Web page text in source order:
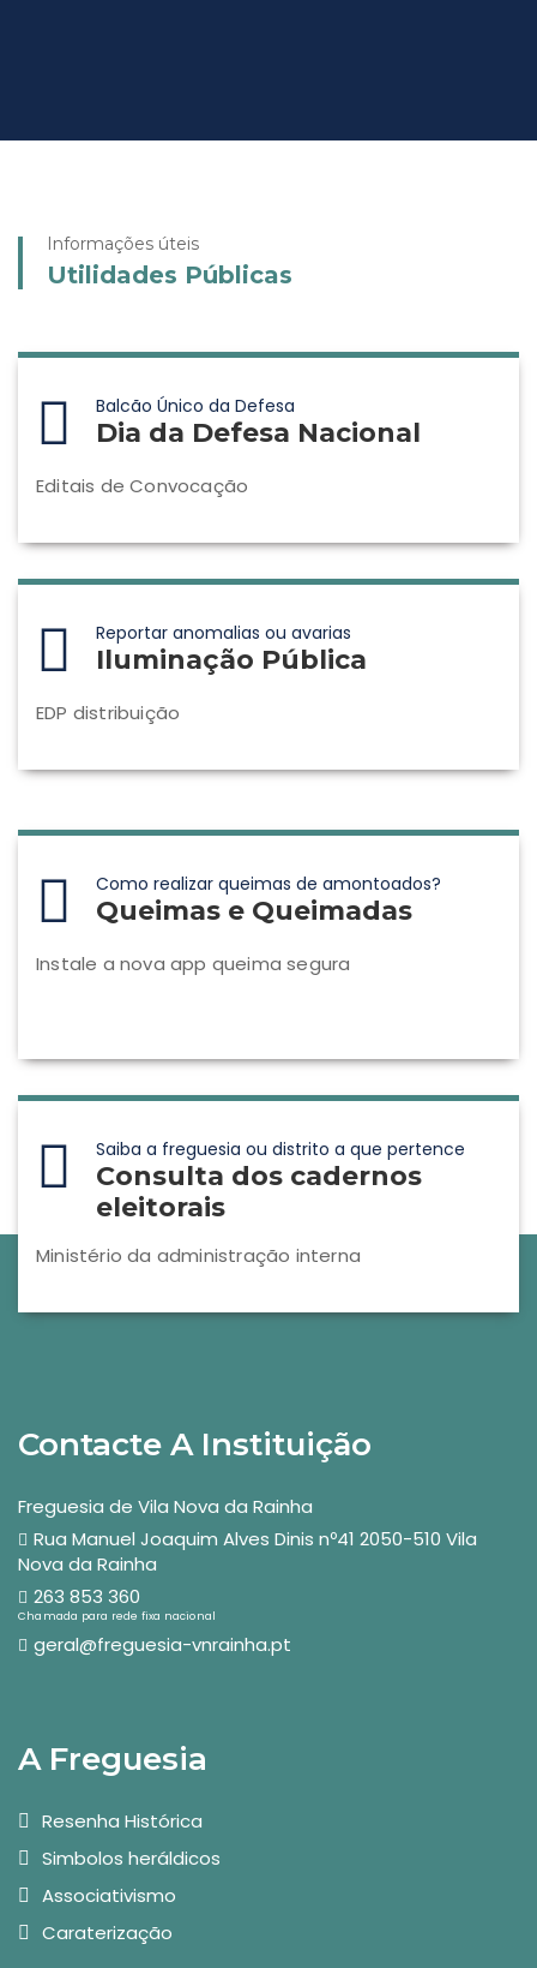
Informações úteis
Utilidades Públicas
Balcão Único da Defesa
Dia da Defesa Nacional
Editais de Convocação
Reportar anomalias ou avarias
Iluminação Pública
EDP distribuição
Como realizar queimas de amontoados?
Queimas e Queimadas
Instale a nova app queima segura
Saiba a freguesia ou distrito a que pertence
Consulta dos cadernos
eleitorais
Ministério da administração interna
Contacte A Instituição
Freguesia de Vila Nova da Rainha
Rua Manuel Joaquim Alves Dinis nº41 2050-510 Vila
Nova da Rainha
263 853 360
Chamada para rede fixa nacional
geral@freguesia-vnrainha.pt
A Freguesia
Resenha Histórica
Simbolos heráldicos
Associativismo
Caraterização